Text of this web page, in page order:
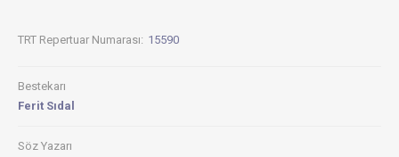
TRT Repertuar Numarası: 15590
Bestekarı
Ferit Sıdal
Söz Yazarı